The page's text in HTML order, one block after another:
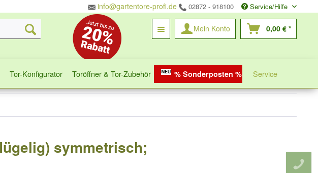
info@gartentore-profi.de 02872 - 918100 Service/Hilfe
Mein Konto 0,00 € *
Tor-Konfigurator Toröffner & Tor-Zubehör % Sonderposten % Service
symmetrisch;